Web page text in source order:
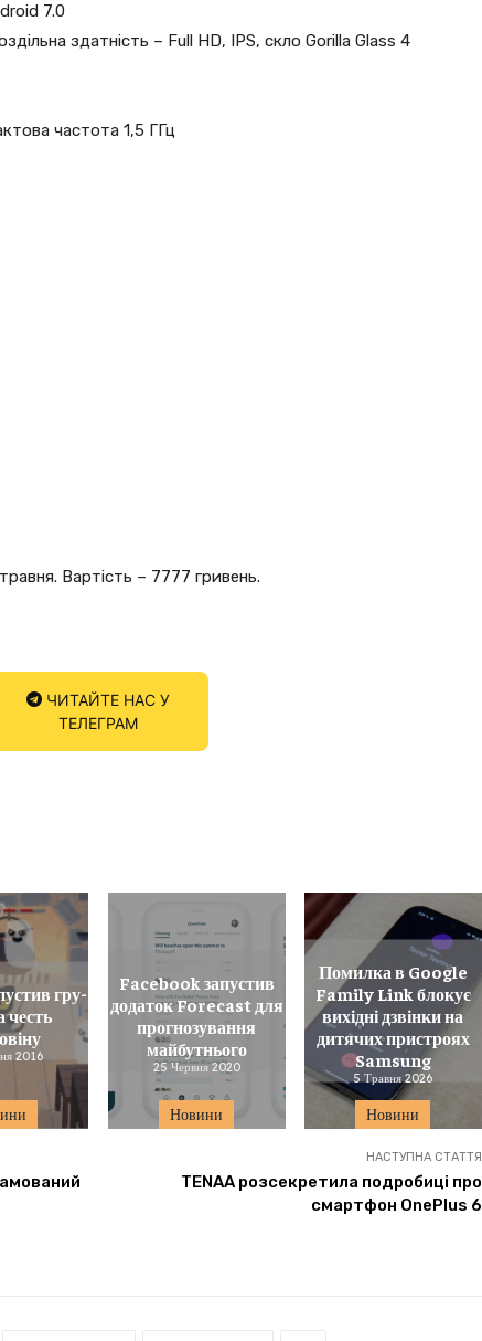
7.0
здатність – Full HD, IPS, скло Gorilla Glass 4
частота 1,5 ГГц
Вартість – 7777 гривень.
ЧИТАЙТЕ НАС У
ТЕЛЕГРАМ
гру-
честь
2016
Новини
Facebook запустив
додаток Forecast для
прогнозування
майбутнього
25 Червня 2020
Новини
Помилка в Google
Family Link блокує
вихідні дзвінки на
дитячих пристроях
Samsung
5 Травня 2026
НАСТУПНА СТАТТЯ
TENAA розсекретила подробиці про
смартфон OnePlus 6